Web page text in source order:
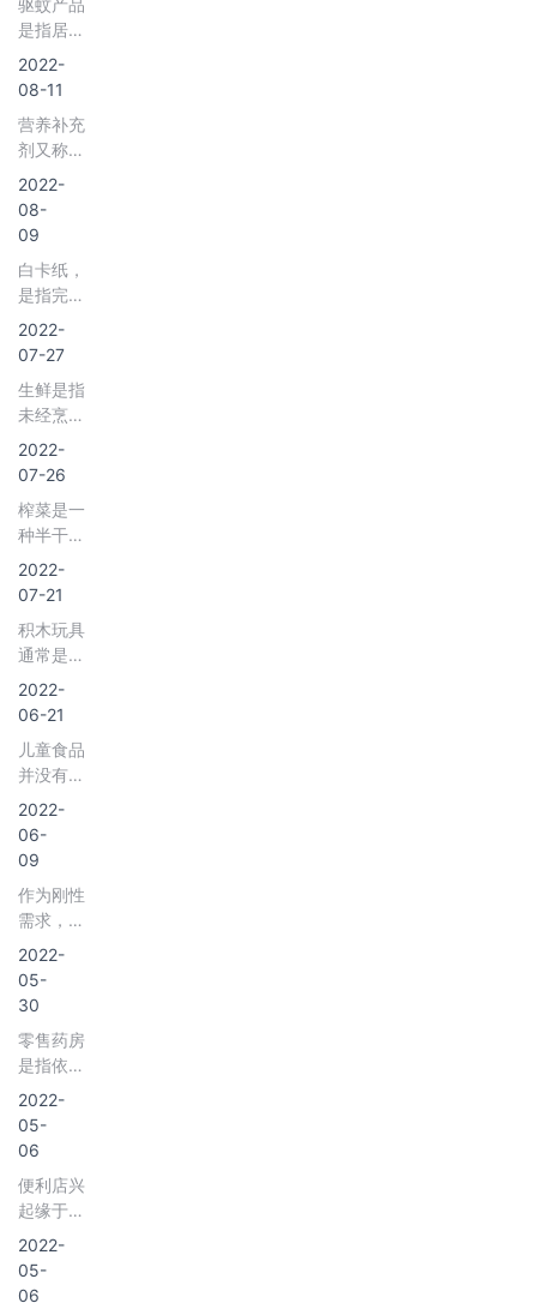
可以分为
酿造酱
油、配制
酱油和化
学酱油三
类。
剂是现代
食品工业
的重要组
食品添加
剂行业的
规范化是
食品安全
卫生的重
因此国家
多次出台
相关政策
引导食品
添加剂行
业发展。
万平方
中，
2020-
2021年
受疫情影
响，购物
中心新开
业数量和
下滑。数
据显示，
2020年
我国购物
业数量为
374家，
较上年同
比下降
28.4%
丰富，主
要包括油
制辣椒制
品、发酵
类辣椒制
品、辣椒
辣椒深加
工制品4
类，常见
的产品有
油辣椒、
辣椒酱、
辣椒粉、
头、辣椒
油等，主
要分布在
四川，贵
南，云
南，陕
西、河
南、山东
等地区。
是用于商
业用途的
直饮和厨
房净化的
备。商用
净水器一
般采用反
渗透膜作
为过滤材
料，以活
性炭为载
材料来净
化水。
驱蚊产品
是指居民
用于防治
蚊虫的日
虫用品，
属于卫生
农药的细
分类别。
全球有记
有3000
多种，我
国已知的
蚊虫有
360余
种，蚊虫
血传播登
革热、痢
疾、黄热
病、丝虫
病、乙
脑、基孔
60余种
疾病，是
动物界中
有名的疾
者，对人
类健康危
害极大。
2022-
08-11
营养补充
剂又称营
养补充
品、营养
剂、饮食
等，是作
为饮食的
一种辅助
手段，用
体所需的
氨基酸、
微量元
素、维生
素、矿物
质等。营
可以是由
氨基酸、
多不饱和
脂肪酸、
矿物质与
维生素组
由一种或
多种维生
素组成，
也可以是
由一种或
成分组
成。
2022-
08-
09
白卡纸，
是指完全
用漂白化
学制浆制
施胶的单
层或多层
结合的
纸，适于
品的包
装。
2022-
07-27
生鲜是指
未经烹
调、制作
等深加工
做必要的
保鲜和简
单整理上
架而出售
产品，以
及面包、
熟食等现
场加工品
类的商品
的统称。
的特点、
保存条件
基本相
同，需要
保鲜、冷
藏、冷
冻；生鲜
商品主要
蔬菜、肉
品、水
产、干货
及日配、
熟食和糕
2022-
07-26
榨菜是一
种半干态
非发酵性
咸菜，以
主要原料
腌制而
成。榨菜
1898年
陵城西邱
寿安家，
因其爽脆
鲜香、用
途多样、
营养丰富
及方便烹
点，成为
广大民众
重要的佐
餐食品。
2021年
我国榨菜
零售额达
到83亿
餐调味品
中占比达
22%。
2022-
07-21
积木玩具
通常是立
方的木头
或塑料固
一般在每
一表面装
饰着字母
或图画，
容许进行
列或进行
建筑活动
积木有各
种样式，
可开发儿
童智力，
可拼成房
动物等。
积木玩具
对于孩子
的智力开
发有着很
大的作
用，也是
提高孩子
2022-
06-21
儿童食品
并没有明
确的定
义。市场
上的儿童
商家根据
营销需
求，自行
在标准范
围内进行
宣传的概
念、噱
头。通常
来讲，儿
童食品是
合适儿童
吃的食品
主要划分
为儿童主
食、辅
2022-
06-
09
作为刚性
需求，预
计未来奶
瓶零售额
仍将保持
长。数据
显示，
2020年
我国奶瓶
市场零售
64.1亿
元，比上
年增长
4.6%；
2021年
2022-
05-
30
零售药房
是指依法
取得《药
品经营许
可证》的
的药品零
售经营企
业，又称
独立零售
药店。零
2022-
05-
06
便利店兴
起缘于超
市的大型
化与郊外
化，是指
2022-
05-
06